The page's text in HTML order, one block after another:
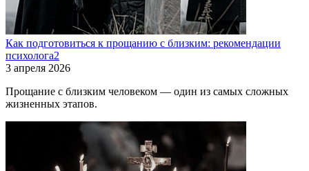
Как подготовиться к прощанию с близким: рекомендации
психолога2
3 апреля 2026
Прощание с близким человеком — один из самых сложных
жизненных этапов.